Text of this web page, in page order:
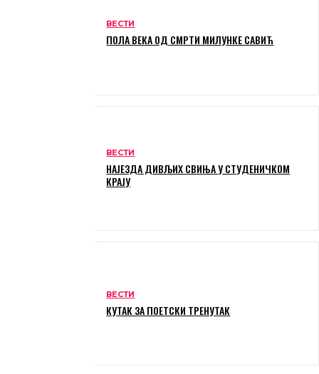
ВЕСТИ
ПОЛА ВЕКА ОД СМРТИ МИЛУНКЕ САВИЋ
ВЕСТИ
НАЈЕЗДА ДИВЉИХ СВИЊА У СТУДЕНИЧКОМ
КРАЈУ
ВЕСТИ
КУТАК ЗА ПОЕТСКИ ТРЕНУТАК